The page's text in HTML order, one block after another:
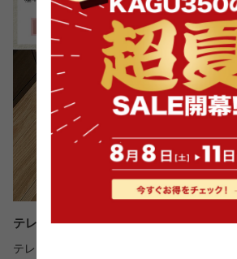
テレビ周りの小物をまとめて収納できる
テレビ周りやリビングで散らかりがちな小